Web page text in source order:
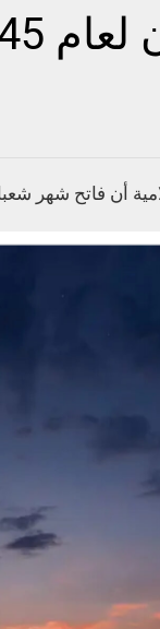
لعام 1445 هجرية، سيكون